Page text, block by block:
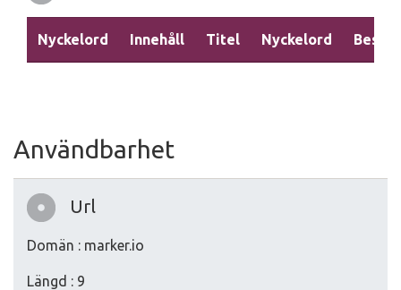
Nyckelord Innehåll Titel Nyckelord
Användbarhet
Url
Domän : marker.io
Längd : 9